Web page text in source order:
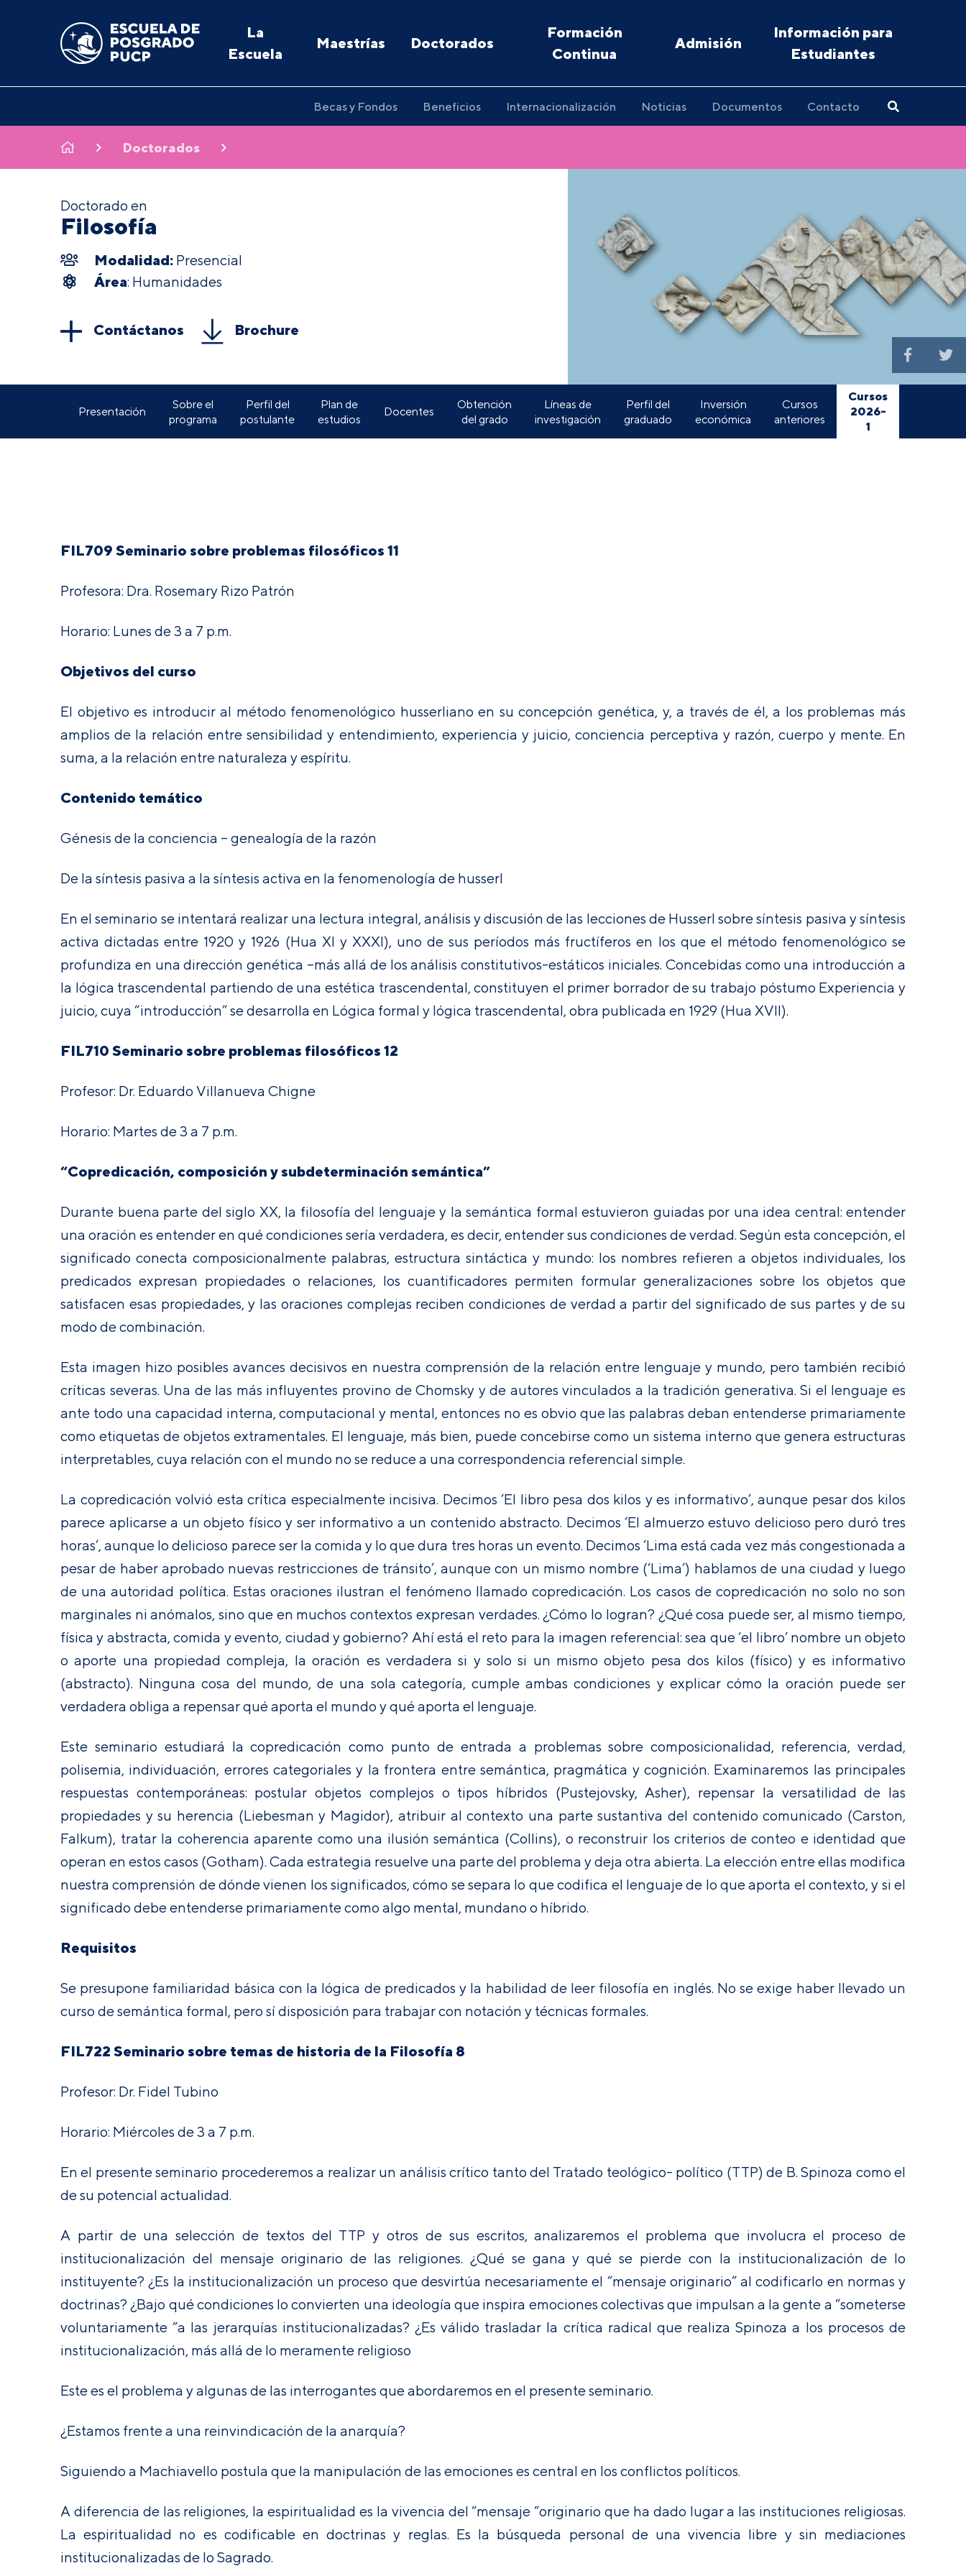
La
Escuela
Maestrías Doctorados
Formación
Continua
Admisión
Información para
Estudiantes
Becas y Fondos Beneficios Internacionalización Noticias Documentos Contacto
Doctorados
Doctorado en
Filosofía
Modalidad: Presencial
Área: Humanidades
Contáctanos Brochure
Presentación
Sobre el
programa
Perfil del
postulante
Plan de
estudios
Docentes
Obtención
del grado
Líneas de
investigación
Perfil del
graduado
Inversión
económica
Cursos
anteriores
Cursos
2026-
1
FIL709 Seminario sobre problemas filosóficos 11
Profesora: Dra. Rosemary Rizo Patrón
Horario: Lunes de 3 a 7 p.m.
Objetivos del curso
El objetivo es introducir al método fenomenológico husserliano en su concepción genética, y, a través de él, a los problemas más
amplios de la relación entre sensibilidad y entendimiento, experiencia y juicio, conciencia perceptiva y razón, cuerpo y mente. En
suma, a la relación entre naturaleza y espíritu.
Contenido temático
Génesis de la conciencia – genealogía de la razón
De la síntesis pasiva a la síntesis activa en la fenomenología de husserl
En el seminario se intentará realizar una lectura integral, análisis y discusión de las lecciones de Husserl sobre síntesis pasiva y síntesis
activa dictadas entre 1920 y 1926 (Hua XI y XXXI), uno de sus períodos más fructíferos en los que el método fenomenológico se
profundiza en una dirección genética –más allá de los análisis constitutivos-estáticos iniciales. Concebidas como una introducción a
la lógica trascendental partiendo de una estética trascendental, constituyen el primer borrador de su trabajo póstumo Experiencia y
juicio, cuya “introducción” se desarrolla en Lógica formal y lógica trascendental, obra publicada en 1929 (Hua XVII).
FIL710 Seminario sobre problemas filosóficos 12
Profesor: Dr. Eduardo Villanueva Chigne
Horario: Martes de 3 a 7 p.m.
“Copredicación, composición y subdeterminación semántica”
Durante buena parte del siglo XX, la filosofía del lenguaje y la semántica formal estuvieron guiadas por una idea central: entender
una oración es entender en qué condiciones sería verdadera, es decir, entender sus condiciones de verdad. Según esta concepción, el
significado conecta composicionalmente palabras, estructura sintáctica y mundo: los nombres refieren a objetos individuales, los
predicados expresan propiedades o relaciones, los cuantificadores permiten formular generalizaciones sobre los objetos que
satisfacen esas propiedades, y las oraciones complejas reciben condiciones de verdad a partir del significado de sus partes y de su
modo de combinación.
Esta imagen hizo posibles avances decisivos en nuestra comprensión de la relación entre lenguaje y mundo, pero también recibió
críticas severas. Una de las más influyentes provino de Chomsky y de autores vinculados a la tradición generativa. Si el lenguaje es
ante todo una capacidad interna, computacional y mental, entonces no es obvio que las palabras deban entenderse primariamente
como etiquetas de objetos extramentales. El lenguaje, más bien, puede concebirse como un sistema interno que genera estructuras
interpretables, cuya relación con el mundo no se reduce a una correspondencia referencial simple.
La copredicación volvió esta crítica especialmente incisiva. Decimos ‘El libro pesa dos kilos y es informativo’, aunque pesar dos kilos
parece aplicarse a un objeto físico y ser informativo a un contenido abstracto. Decimos ‘El almuerzo estuvo delicioso pero duró tres
horas’, aunque lo delicioso parece ser la comida y lo que dura tres horas un evento. Decimos ‘Lima está cada vez más congestionada a
pesar de haber aprobado nuevas restricciones de tránsito’, aunque con un mismo nombre (‘Lima’) hablamos de una ciudad y luego
de una autoridad política. Estas oraciones ilustran el fenómeno llamado copredicación. Los casos de copredicación no solo no son
marginales ni anómalos, sino que en muchos contextos expresan verdades. ¿Cómo lo logran? ¿Qué cosa puede ser, al mismo tiempo,
física y abstracta, comida y evento, ciudad y gobierno? Ahí está el reto para la imagen referencial: sea que ‘el libro’ nombre un objeto
o aporte una propiedad compleja, la oración es verdadera si y solo si un mismo objeto pesa dos kilos (físico) y es informativo
(abstracto). Ninguna cosa del mundo, de una sola categoría, cumple ambas condiciones y explicar cómo la oración puede ser
verdadera obliga a repensar qué aporta el mundo y qué aporta el lenguaje.
Este seminario estudiará la copredicación como punto de entrada a problemas sobre composicionalidad, referencia, verdad,
polisemia, individuación, errores categoriales y la frontera entre semántica, pragmática y cognición. Examinaremos las principales
respuestas contemporáneas: postular objetos complejos o tipos híbridos (Pustejovsky, Asher), repensar la versatilidad de las
propiedades y su herencia (Liebesman y Magidor), atribuir al contexto una parte sustantiva del contenido comunicado (Carston,
Falkum), tratar la coherencia aparente como una ilusión semántica (Collins), o reconstruir los criterios de conteo e identidad que
operan en estos casos (Gotham). Cada estrategia resuelve una parte del problema y deja otra abierta. La elección entre ellas modifica
nuestra comprensión de dónde vienen los significados, cómo se separa lo que codifica el lenguaje de lo que aporta el contexto, y si el
significado debe entenderse primariamente como algo mental, mundano o híbrido.
Requisitos
Se presupone familiaridad básica con la lógica de predicados y la habilidad de leer filosofía en inglés. No se exige haber llevado un
curso de semántica formal, pero sí disposición para trabajar con notación y técnicas formales.
FIL722 Seminario sobre temas de historia de la Filosofía 8
Profesor: Dr. Fidel Tubino
Horario: Miércoles de 3 a 7 p.m.
En el presente seminario procederemos a realizar un análisis crítico tanto del Tratado teológico- político (TTP) de B. Spinoza como el
de su potencial actualidad.
A partir de una selección de textos del TTP y otros de sus escritos, analizaremos el problema que involucra el proceso de
institucionalización del mensaje originario de las religiones. ¿Qué se gana y qué se pierde con la institucionalización de lo
instituyente? ¿Es la institucionalización un proceso que desvirtúa necesariamente el “mensaje originario” al codificarlo en normas y
doctrinas? ¿Bajo qué condiciones lo convierten una ideología que inspira emociones colectivas que impulsan a la gente a “someterse
voluntariamente “a las jerarquías institucionalizadas? ¿Es válido trasladar la crítica radical que realiza Spinoza a los procesos de
institucionalización, más allá de lo meramente religioso
Este es el problema y algunas de las interrogantes que abordaremos en el presente seminario.
¿Estamos frente a una reinvindicación de la anarquía?
Siguiendo a Machiavello postula que la manipulación de las emociones es central en los conflictos políticos.
A diferencia de las religiones, la espiritualidad es la vivencia del “mensaje “originario que ha dado lugar a las instituciones religiosas.
La espiritualidad no es codificable en doctrinas y reglas. Es la búsqueda personal de una vivencia libre y sin mediaciones
institucionalizadas de lo Sagrado.